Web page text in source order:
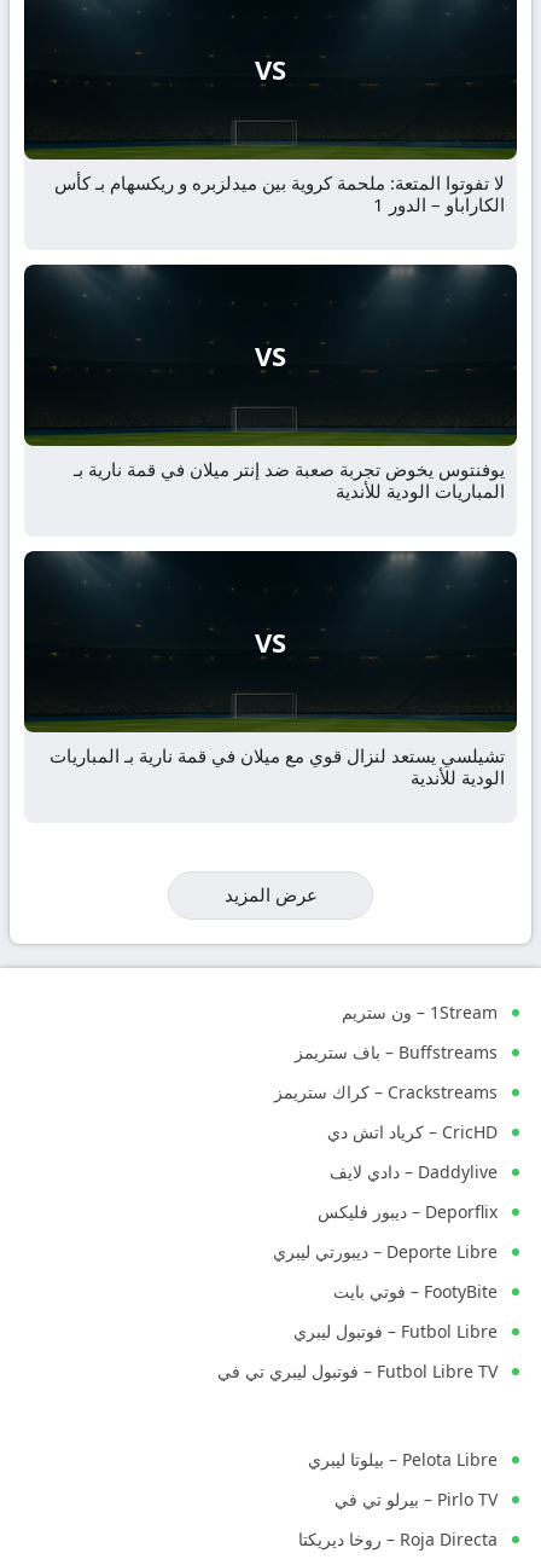
VS
لا تفوتوا المتعة: ملحمة كروية بين ميدلزبره و ريكسهام بـ كأس
الكاراباو – الدور 1
VS
يوفنتوس يخوض تجربة صعبة ضد إنتر ميلان في قمة نارية بـ
المباريات الودية للأندية
VS
تشيلسي يستعد لنزال قوي مع ميلان في قمة نارية بـ المباريات
الودية للأندية
عرض المزيد
1Stream – ون ستريم
Buffstreams – باف ستريمز
Crackstreams – كراك ستريمز
CricHD – كرياد اتش دي
Daddylive – دادي لايف
Deporflix – ديبور فليكس
Deporte Libre – ديبورتي ليبري
FootyBite – فوتي بايت
Futbol Libre – فوتبول ليبري
Futbol Libre TV – فوتبول ليبري تي في
Pelota Libre – بيلوتا ليبري
Pirlo TV – بيرلو تي في
Roja Directa – روخا ديريكتا